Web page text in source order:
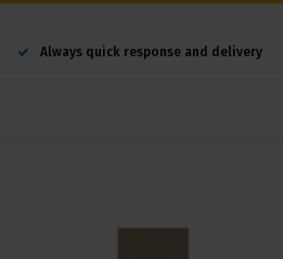
Always quick response and delivery